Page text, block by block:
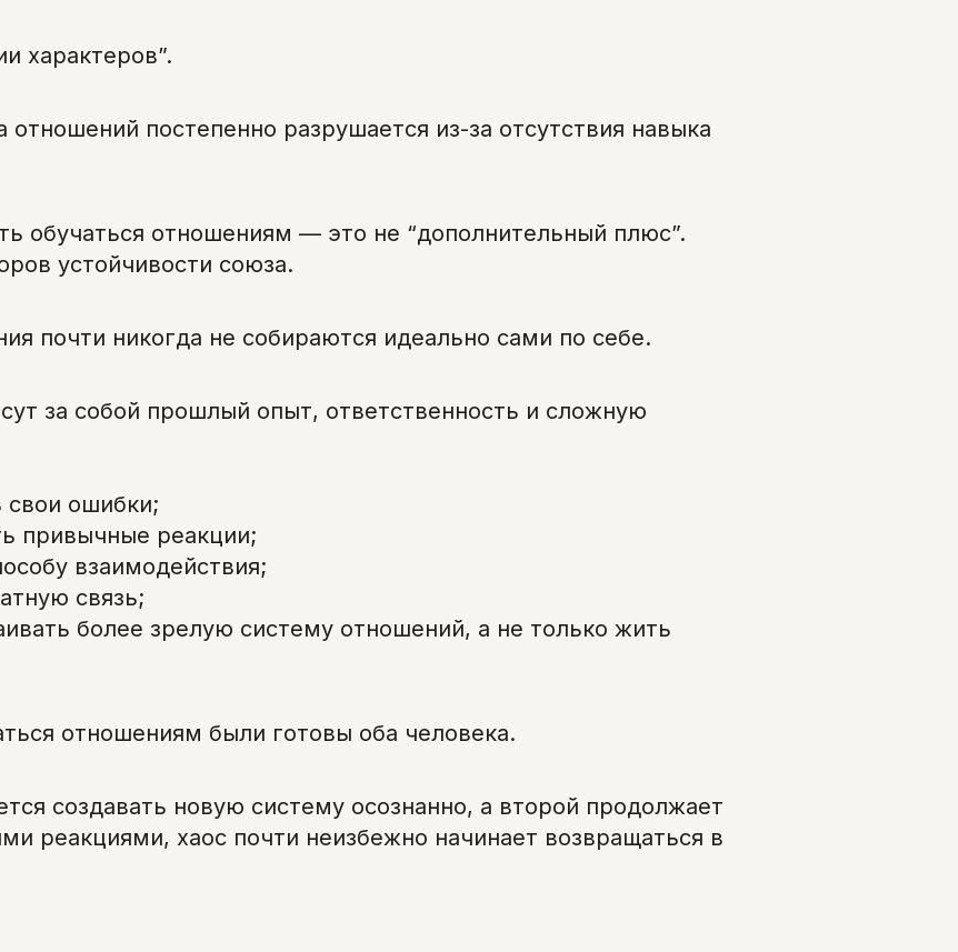
характеров”.
постепенно разрушается из-за отсутствия навыка
обучаться отношениям — это не “дополнительный плюс”.
устойчивости союза.
почти никогда не собираются идеально сами по себе.
за собой прошлый опыт, ответственность и сложную
свои ошибки;
привычные реакции;
взаимодействия;
связь;
более зрелую систему отношений, а не только жить
отношениям были готовы оба человека.
создавать новую систему осознанно, а второй продолжает
реакциями, хаос почти неизбежно начинает возвращаться в